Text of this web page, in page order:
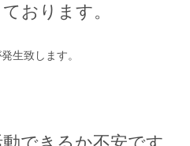
おります。
生致します。